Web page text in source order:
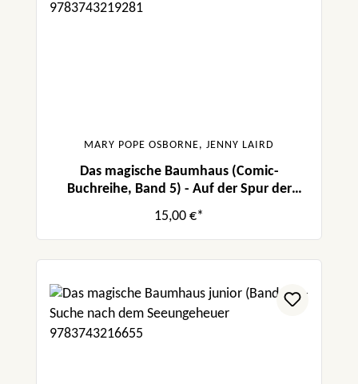
MARY POPE OSBORNE, JENNY LAIRD
Das magische Baumhaus (Comic-
Buchreihe, Band 5) - Auf der Spur der
Ninjas
15,00 €*